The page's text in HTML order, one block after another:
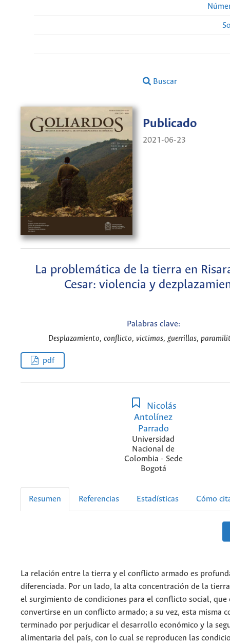
Buscar
Publicado
2021-06-23
La problemática de la tierra en
Cesar: violencia y
Palabras clave:
Desplazamiento, conflicto, victimas, guerrillas,
pdf
Nicolás
Antolínez
Parrado
Universidad
Nacional de
Colombia - Sede
Bogotá
Resumen Referencias Estadísticas Cómo
La relación entre la tierra y el conflicto armado es
diferenciada. Por un lado, la alta concentración de la
el surgimiento de condiciones para el conflicto social, que
convertirse en un conflicto armado; a su vez, esta misma
terminado por perjudicar el desarrollo económico y la
alimentaria del país, con lo cual se reproducen las